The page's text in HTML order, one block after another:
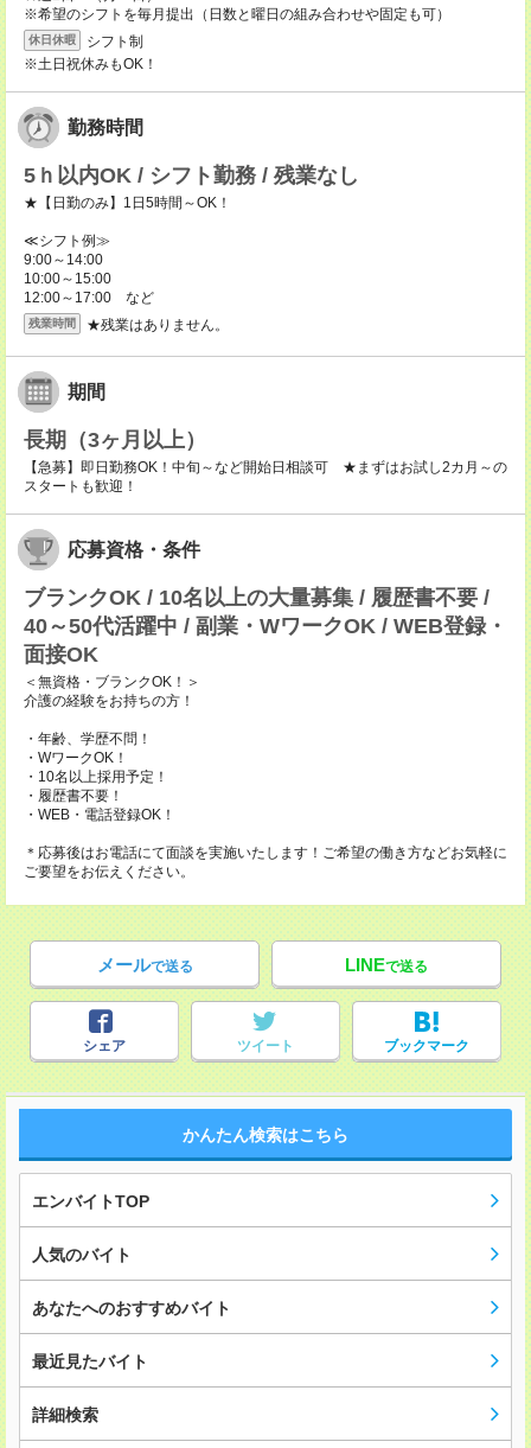
※希望のシフトを毎月提出（日数と曜日の組み合わせや固定も可）
休日休暇
シフト制
※土日祝休みもOK！
勤務時間
5ｈ以内OK / シフト勤務 / 残業なし
★【日勤のみ】1日5時間～OK！
≪シフト例≫
9:00～14:00
10:00～15:00
12:00～17:00 など
残業時間 ★残業はありません。
期間
長期（3ヶ月以上）
【急募】即日勤務OK！中旬～など開始日相談可 ★まずはお試し2カ月～の
スタートも歓迎！
応募資格・条件
ブランクOK / 10名以上の大量募集 / 履歴書不要 /
40～50代活躍中 / 副業・WワークOK / WEB登録・
面接OK
＜無資格・ブランクOK！＞
介護の経験をお持ちの方！
・年齢、学歴不問！
・WワークOK！
・10名以上採用予定！
・履歴書不要！
・WEB・電話登録OK！
＊応募後はお電話にて面談を実施いたします！ご希望の働き方などお気軽に
ご要望をお伝えください。
メールで送る LINEで送る
シェア ツイート ブックマーク
かんたん検索はこちら
エンバイトTOP
人気のバイト
あなたへのおすすめバイト
最近見たバイト
詳細検索